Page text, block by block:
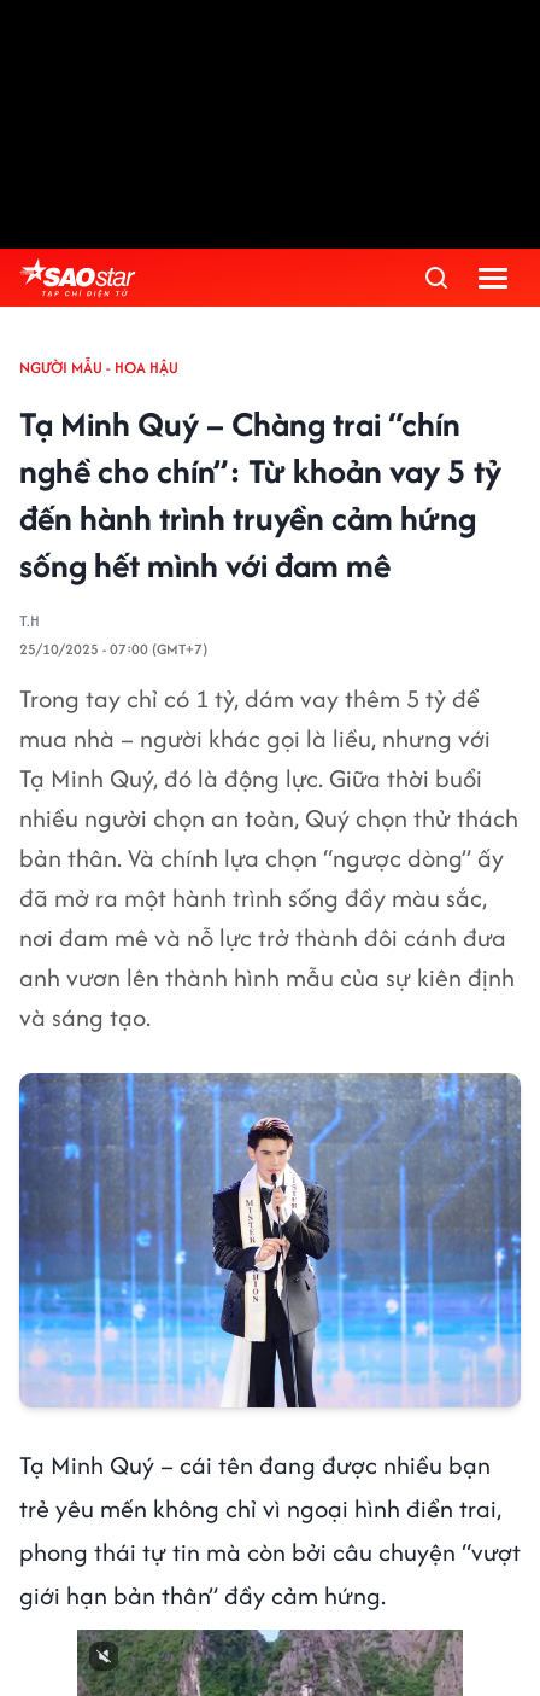
NGƯỜI MẪU - HOA HẬU
Tạ Minh Quý – Chàng trai “chín
nghề cho chín”: Từ khoản vay 5 tỷ
đến hành trình truyền cảm hứng
sống hết mình với đam mê
T.H
25/10/2025 - 07:00 (GMT+7)
Trong tay chỉ có 1 tỷ, dám vay thêm 5 tỷ để
mua nhà – người khác gọi là liều, nhưng với
Tạ Minh Quý, đó là động lực. Giữa thời buổi
nhiều người chọn an toàn, Quý chọn thử thách
bản thân. Và chính lựa chọn “ngược dòng” ấy
đã mở ra một hành trình sống đầy màu sắc,
nơi đam mê và nỗ lực trở thành đôi cánh đưa
anh vươn lên thành hình mẫu của sự kiên định
và sáng tạo.
Tạ Minh Quý – cái tên đang được nhiều bạn
trẻ yêu mến không chỉ vì ngoại hình điển trai,
phong thái tự tin mà còn bởi câu chuyện “vượt
giới hạn bản thân” đầy cảm hứng.